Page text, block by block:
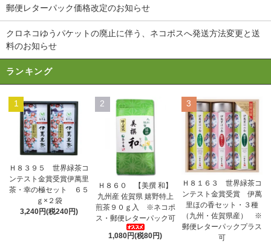
郵便レターパック価格改定のお知らせ
クロネコゆうパケットの廃止に伴う、ネコポスへ発送方法変更と送
料のお知らせ
ランキング
1
Ｈ８３９５ 世界緑茶コ
ンテスト金賞受賞伊萬里
茶・幸の極セット ６５
ｇ×２袋
3,240円(税240円)
2
Ｈ８６０ 【美撰 和】
九州産 佐賀県 嬉野特上
煎茶９０ｇ入 ※ネコポ
ス・郵便レターパック可
1,080円(税80円)
3
Ｈ８１６３ 世界緑茶コ
ンテスト金賞受賞 伊萬
里ほの香セット・３種
（九州・佐賀県産） ※
郵便レターパックプラス
可